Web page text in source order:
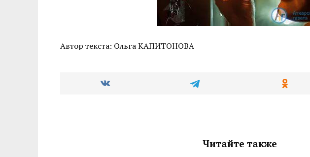
Автор текста: Ольга КАПИТОНОВА
Читайте также